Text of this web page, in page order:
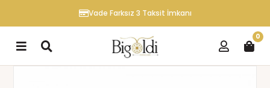
Vade Farksız 3 Taksit İmkanı
0